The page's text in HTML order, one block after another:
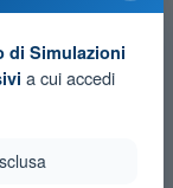
di Simulazioni
a cui accedi